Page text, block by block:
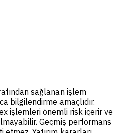
sağlanan işlem
bilgilendirme amaçlıdır.
işlemleri önemli risk içerir ve
Geçmiş performans